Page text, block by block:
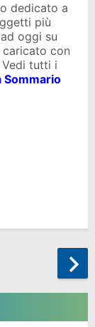
dedicato a
più
oggi su
con
tutti i
Sommario